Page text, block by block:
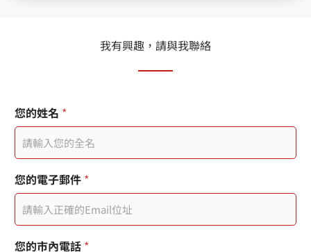
我有興趣，請與我聯絡
您
的
市
內
話
您的姓名 *
您的電子郵件 *
您的市內電話 *